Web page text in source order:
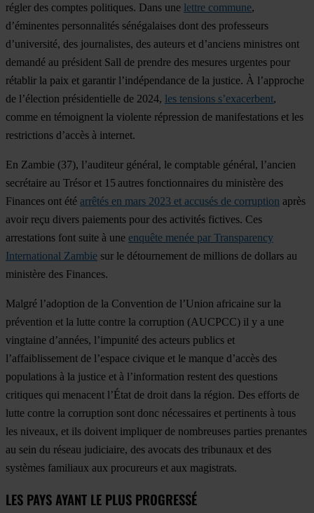
régler des comptes politiques. Dans une lettre commune,
d’éminentes personnalités sénégalaises dont des professeurs
d’université, des journalistes, des auteurs et d’anciens ministres ont
demandé au président Sall de prendre des mesures urgentes pour
rétablir la paix et garantir l’indépendance de la justice. À l’approche
de l’élection présidentielle de 2024, les tensions s’exacerbent,
comme en témoignent la violente répression de manifestations et les
restrictions d’accès à internet.
En Zambie (37), l’auditeur général, le comptable général, l’ancien
secrétaire au Trésor et 15 autres fonctionnaires du ministère des
Finances ont été arrêtés en mars 2023 et accusés de corruption après
avoir reçu divers paiements pour des activités fictives. Ces
arrestations font suite à une enquête menée par Transparency
International Zambie sur le détournement de millions de dollars au
ministère des Finances.
Malgré l’adoption de la Convention de l’Union africaine sur la
prévention et la lutte contre la corruption (AUCPCC) il y a une
vingtaine d’années, l’impunité des acteurs publics et
l’affaiblissement de l’espace civique et le manque d’accès des
populations à la justice et à l’information restent des questions
critiques qui menacent l’État de droit dans la région. Des efforts de
lutte contre la corruption sont donc nécessaires et pertinents à tous
les niveaux, et ils doivent impliquer de nombreuses parties prenantes
au sein du réseau judiciaire, des avocats des tribunaux et des
systèmes familiaux aux procureurs et aux magistrats.
LES PAYS AYANT LE PLUS PROGRESSÉ